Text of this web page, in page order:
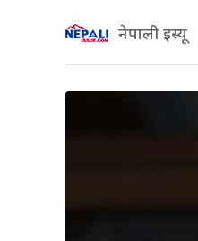
नेपाली इस्यू